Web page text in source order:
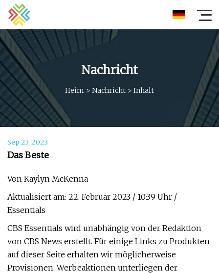
Nachricht
Heim > Nachricht > Inhalt
Sep 23, 2023
Das Beste
Von Kaylyn McKenna
Aktualisiert am: 22. Februar 2023 / 10:39 Uhr /
Essentials
CBS Essentials wird unabhängig von der Redaktion
von CBS News erstellt. Für einige Links zu Produkten
auf dieser Seite erhalten wir möglicherweise
Provisionen. Werbeaktionen unterliegen der